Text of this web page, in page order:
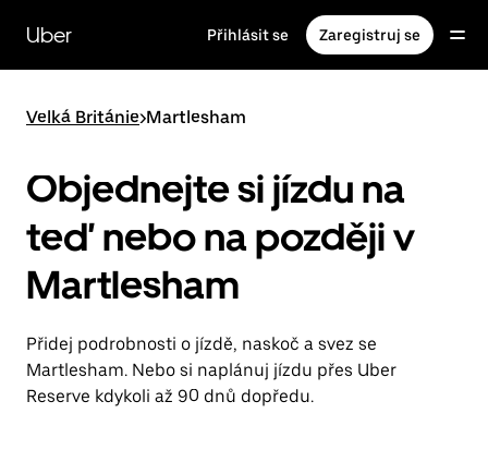
hlavní
obsah
Uber Přihlásit se Zaregistruj se
Velká Británie>Martlesham
Objednejte si jízdu na
teď nebo na později v
Martlesham
Přidej podrobnosti o jízdě, naskoč a svez se
Martlesham. Nebo si naplánuj jízdu přes Uber
Reserve kdykoli až 90 dnů dopředu.